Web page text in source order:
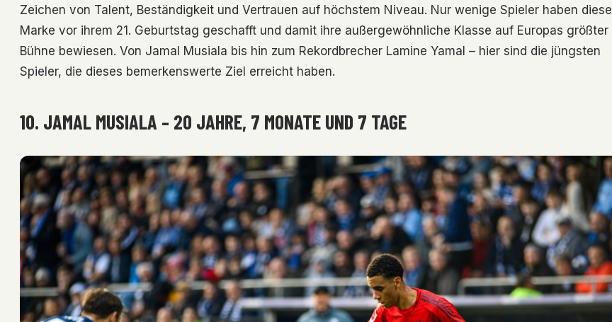
Zeichen von Talent, Beständigkeit und Vertrauen auf höchstem Niveau. Nur wenige Spieler haben diese
Marke vor ihrem 21. Geburtstag geschafft und damit ihre außergewöhnliche Klasse auf Europas größter
Bühne bewiesen. Von Jamal Musiala bis hin zum Rekordbrecher Lamine Yamal – hier sind die jüngsten
Spieler, die dieses bemerkenswerte Ziel erreicht haben.
10. JAMAL MUSIALA – 20 JAHRE, 7 MONATE UND 7 TAGE